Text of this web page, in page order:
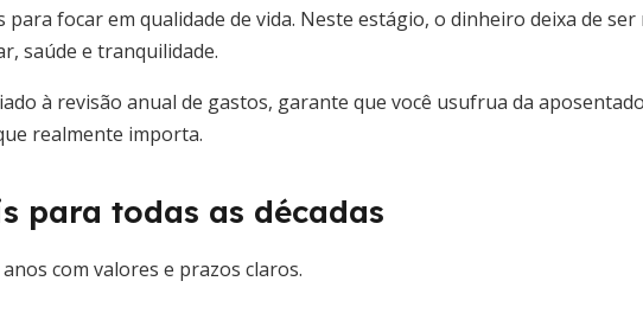
focar em qualidade de vida. Neste estágio, o dinheiro deixa de ser
saúde e tranquilidade.
à revisão anual de gastos, garante que você usufrua da
realmente importa.
para todas as décadas
com valores e prazos claros.